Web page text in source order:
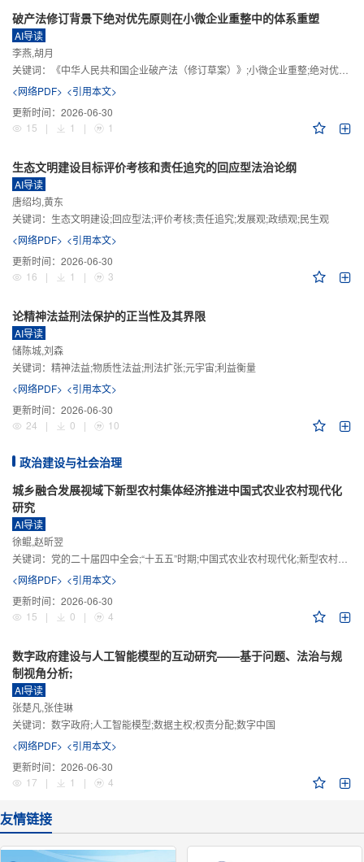
破产法修订背景下绝对优先原则在小微企业重整中的体系重塑
AI导读
李燕,胡月
关键词：
《中华人民共和国企业破产法（修订草案）》;小微企业重整;绝对优先原则;股东权益保留;预期可支配收入标准
<网络PDF> <引用本文>
更新时间： 2026-06-30
15
| 1 | 1
生态文明建设目标评价考核和责任追究的回应型法治论纲
AI导读
唐绍均,黄东
关键词： 生态文明建设;回应型法;评价考核;责任追究;发展观;政绩观;民生观
<网络PDF> <引用本文>
更新时间： 2026-06-30
16
| 1 | 3
论精神法益刑法保护的正当性及其界限
AI导读
储陈城,刘森
关键词： 精神法益;物质性法益;刑法扩张;元宇宙;利益衡量
<网络PDF> <引用本文>
更新时间： 2026-06-30
24
| 0 | 10
政治建设与社会治理
城乡融合发展视域下新型农村集体经济推进中国式农业农村现代化
研究
AI导读
徐鲲,赵昕翌
关键词： 党的二十届四中全会;“十五五”时期;中国式农业农村现代化;新型农村集体经济;城乡融合发展;新质生产力
<网络PDF> <引用本文>
更新时间： 2026-06-30
15
| 0 | 4
数字政府建设与人工智能模型的互动研究——基于问题、法治与规
制视角分析;
AI导读
张楚凡,张佳琳
关键词： 数字政府;人工智能模型;数据主权;权责分配;数字中国
<网络PDF> <引用本文>
更新时间： 2026-06-30
17
| 1 | 4
友情链接